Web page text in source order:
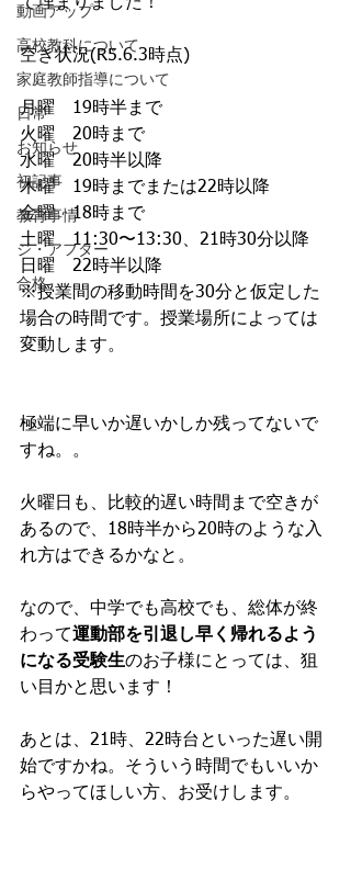
動画アップ
高校教科について
家庭教師指導について
日常
お知らせ
初記事
教育事情
ジ・アフター
合格
﻿空き状況(R5.6.3時点)
月曜　19時半まで
火曜　20時まで
水曜　20時半以降
木曜　19時までまたは22時以降
金曜　18時まで
土曜　11:30〜13:30、21時30分以降
日曜　22時半以降
※授業間の移動時間を30分と仮定した
場合の時間です。授業場所によっては
変動します。
極端に早いか遅いかしか残ってないで
すね。。
火曜日も、比較的遅い時間まで空きが
あるので、18時半から20時のような入
れ方はできるかなと。
なので、中学でも高校でも、総体が終
わって運動部を引退し早く帰れるよう
になる受験生のお子様にとっては、狙
い目かと思います！
あとは、21時、22時台といった遅い開
始ですかね。そういう時間でもいいか
らやってほしい方、お受けします。